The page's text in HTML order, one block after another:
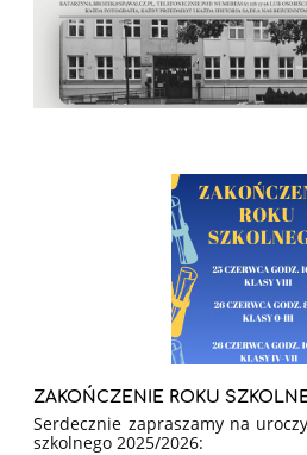
ZAKOŃCZENIE ROKU
Serdecznie zapraszamy na
szkolnego 2025/2026: